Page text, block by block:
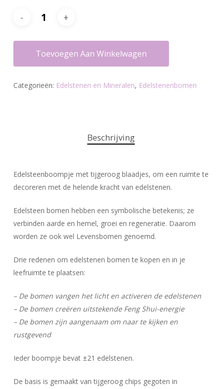
Toevoegen Aan Winkelwagen
Categorieën: Edelstenen en Mineralen, Edelstenenbomen
Beschrijving
Edelsteenboompje met tijgeroog blaadjes, om een ruimte te
decoreren met de helende kracht van edelstenen.
Edelsteen bomen hebben een symbolische betekenis; ze
verbinden aarde en hemel, groei en regeneratie. Daarom
worden ze ook wel Levensbomen genoemd.
Drie redenen om edelstenen bomen te kopen en in je
leefruimte te plaatsen:
– De bomen vangen het licht en activeren de edelstenen
– De bomen creëren uitstekende Feng Shui-energie
– De bomen zijn aangenaam om naar te kijken en
rustgevend
Ieder boompje bevat ±21 edelstenen.
De basis is gemaakt van tijgeroog chips gegoten in